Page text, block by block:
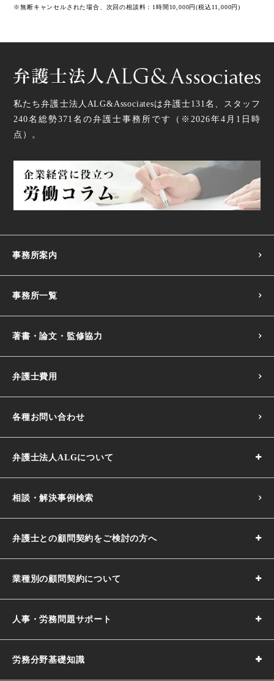
※無断キャンセルされた場合、次回の相談料：1時間10,000円(税込11,000円)
私たち弁護士法人ALG&Associatesは弁護士131名、スタッフ
240名総勢371 名の弁護士事務所です（ ※2026年4月1日時
点 ）。
事務所案内
事務所一覧
著書・論文・監修協力
弁護士費用
各種お問い合わせ
弁護士法人ALGについて
相談・解決事例検索
弁護士との顧問契約をご検討の方へ
業種別の顧問契約について
人事・労務問題サポート
労務分野基礎知識